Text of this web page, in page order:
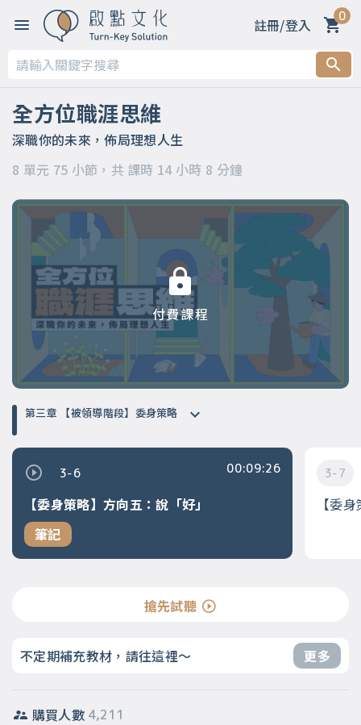
註冊/登入 0
全方位職涯思維
深職你的未來，佈局理想人生
8 單元 75 小節，共 課時 14 小時 8 分鐘
付費課程
第一章 【開篇】
第二章 【被領導階段】支持策略
第三章 【被領導階段】委身策略
第四章 【領導階段】開明策略
第五章 【領導階段】強勢策略
第七章 【應變階段】彈性策略
第八章 【結語】
第三章 【被領導階段】委身策略
3-6
【委身策略】方向五：說「好」
筆記
00:09:26 3-7
【委
搶先試聽
不定期補充教材，請往這裡～ 更多
購買人數 4,211